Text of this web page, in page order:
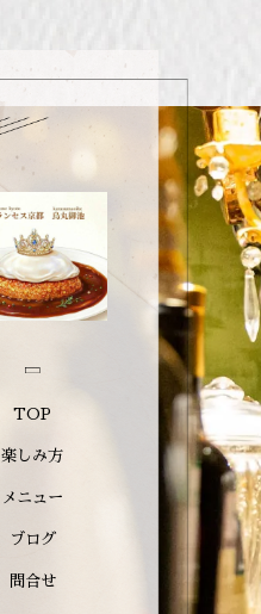
TOP
楽しみ方
メニュー
ブログ
問合せ